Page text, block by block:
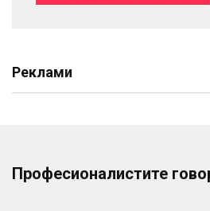
Реклами
Професионалистите